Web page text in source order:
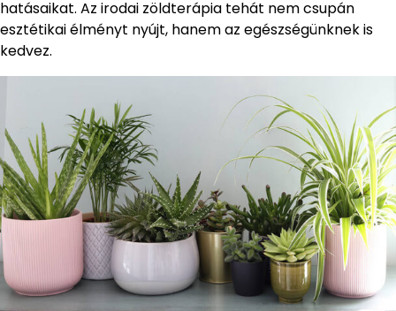
hatásaikat. Az irodai zöldterápia tehát nem csupán
esztétikai élményt nyújt, hanem az egészségünknek is
kedvez.